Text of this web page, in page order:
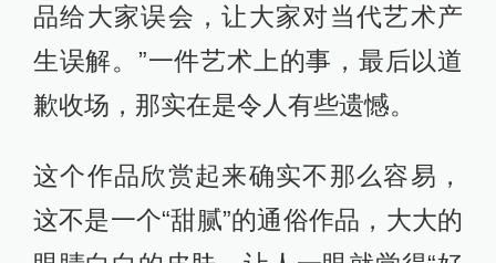
品给大家误会，让大家对当代艺术产
生误解。”一件艺术上的事，最后以道
歉收场，那实在是令人有些遗憾。
这个作品欣赏起来确实不那么容易，
这不是一个“甜腻”的通俗作品，大大的